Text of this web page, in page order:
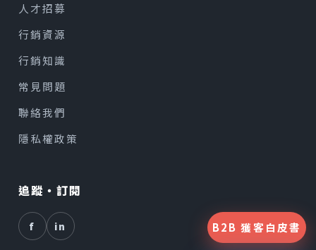
人才招募
行銷資源
行銷知識
常見問題
聯絡我們
隱私權政策
追蹤・訂閱
f in B2B 獲客白皮書